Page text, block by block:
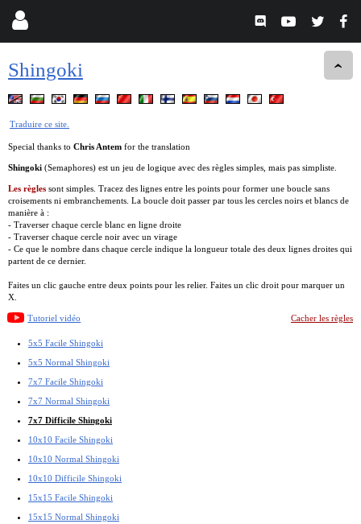
Shingoki
Traduire ce site.
Special thanks to Chris Antem for the translation
Shingoki (Semaphores) est un jeu de logique avec des règles simples, mais pas simpliste.
Les règles sont simples. Tracez des lignes entre les points pour former une boucle sans
croisements ni embranchements. La boucle doit passer par tous les cercles noirs et blancs de
manière à :
- Traverser chaque cercle blanc en ligne droite
- Traverser chaque cercle noir avec un virage
- Ce que le nombre dans chaque cercle indique la longueur totale des deux lignes droites qui
partent de ce dernier.
Faites un clic gauche entre deux points pour les relier. Faites un clic droit pour marquer un
X.
Tutoriel vidéo Cacher les règles
5x5 Facile Shingoki
5x5 Normal Shingoki
7x7 Facile Shingoki
7x7 Normal Shingoki
7x7 Difficile Shingoki
10x10 Facile Shingoki
10x10 Normal Shingoki
10x10 Difficile Shingoki
15x15 Facile Shingoki
15x15 Normal Shingoki